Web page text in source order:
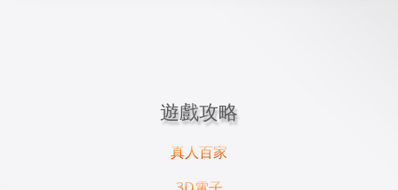
遊戲攻略
真人百家